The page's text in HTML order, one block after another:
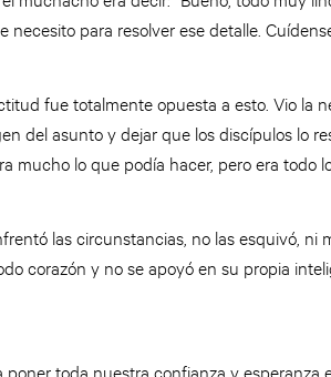
necesito para resolver ese detalle.
fue totalmente opuesta a esto. Vio la
del asunto y dejar que los discípulos lo
mucho lo que podía hacer, pero era todo
las circunstancias, no las esquivó,
corazón y no se apoyó en su propia
poner toda nuestra confianza y